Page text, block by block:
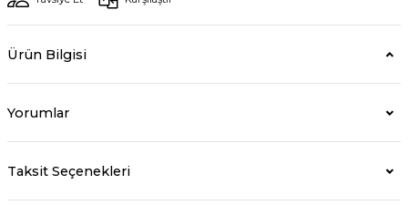
Ürün Bilgisi
Yorumlar
Taksit Seçenekleri